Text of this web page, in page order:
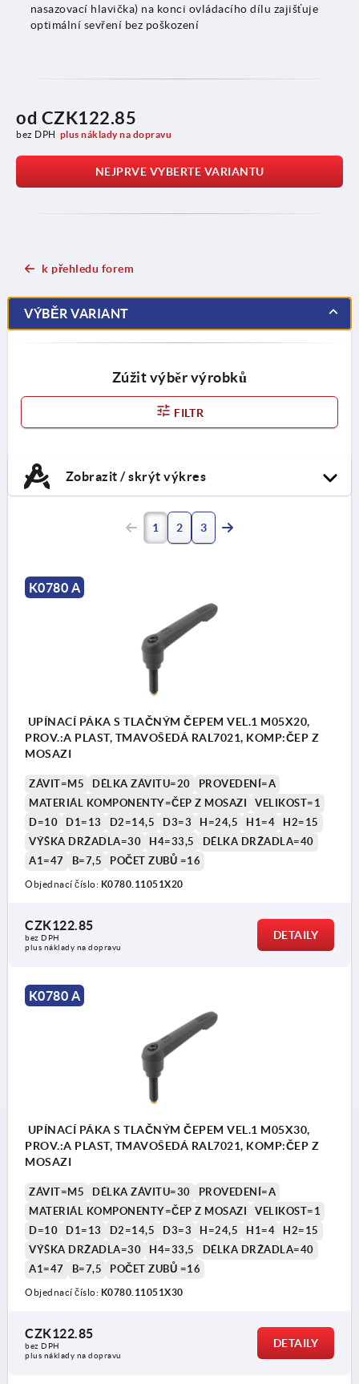
nasazovací hlavička) na konci ovládacího dílu zajišťuje
optimální sevření bez poškození
od CZK122.85
bez DPH plus náklady na dopravu
NEJPRVE VYBERTE VARIANTU
k přehledu forem
VÝBĚR VARIANT
Zúžit výběr výrobků
FILTR
Zobrazit / skrýt výkres
1 2 3
K0780 A
UPÍNACÍ PÁKA S TLAČNÝM ČEPEM VEL.1 M05X20,
PROV.:A PLAST, TMAVOŠEDÁ RAL7021, KOMP:ČEP Z
MOSAZI
ZÁVIT=M5 DÉLKA ZÁVITU=20
PROVEDENÍ=A
MATERIÁL KOMPONENTY=ČEP Z MOSAZI
VELIKOST=1
D=10
D1=13 D2=14,5 D3=3 H=24,5 H1=4
H2=15
VÝŠKA DRŽADLA=30
H4=33,5
DÉLKA DRŽADLA=40
A1=47
B=7,5 POČET ZUBŮ =16
Objednací číslo: K0780.11051X20
CZK122.85
bez DPH
plus náklady na dopravu
DETAILY
K0780 A
UPÍNACÍ PÁKA S TLAČNÝM ČEPEM VEL.1 M05X30,
PROV.:A PLAST, TMAVOŠEDÁ RAL7021, KOMP:ČEP Z
MOSAZI
ZÁVIT=M5 DÉLKA ZÁVITU=30
PROVEDENÍ=A
MATERIÁL KOMPONENTY=ČEP Z MOSAZI
VELIKOST=1
D=10
D1=13 D2=14,5 D3=3 H=24,5 H1=4
H2=15
VÝŠKA DRŽADLA=30
H4=33,5
DÉLKA DRŽADLA=40
A1=47
B=7,5 POČET ZUBŮ =16
Objednací číslo: K0780.11051X30
CZK122.85
bez DPH
plus náklady na dopravu
DETAILY